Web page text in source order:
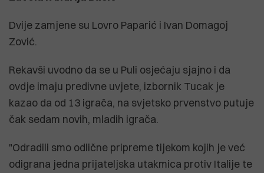
Dvije zamjene su Lovro Paparić i Ivan Domagoj
Zović.
Rekavši uvodno da se u Puli osjećaju sjajno i da
ovdje imaju predivne uvjete, izbornik Tucak je
kazao da od 13 igrača, na svjetsko prvenstvo putuje
čak sedam novih, mladih igrača.
"Odradili smo odlične pripreme tijekom kojih je već
odigrana jedna prijateljska utakmica protiv Italije te